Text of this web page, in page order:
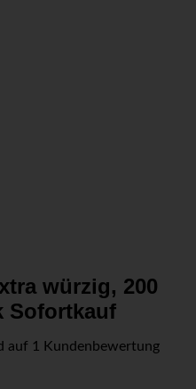
würzig, 200
Sofortkauf
auf 1
Kundenbewertung